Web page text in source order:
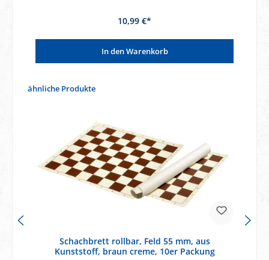
10,99 €*
In den Warenkorb
Produktgalerie überspringen
ähnliche Produkte
Schachbrett rollbar, Feld 55 mm, aus
Kunststoff, braun creme, 10er Packung